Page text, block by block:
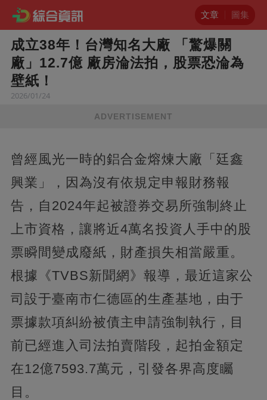
文章 圖集
成立38年！台灣知名大廠 「驚爆關
廠」12.7億 廠房淪法拍，股票恐淪為
壁紙！
2026/01/24
ADVERTISEMENT
曾經風光一時的鋁合金熔煉大廠「廷鑫
興業」，因為沒有依規定申報財務報
告，自2024年起被證券交易所強制終止
上市資格，讓將近4萬名投資人手中的股
票瞬間變成廢紙，財產損失相當嚴重。
根據《TVBS新聞網》報導，最近這家公
司設于臺南市仁德區的生產基地，由于
票據款項糾紛被債主申請強制執行，目
前已經進入司法拍賣階段，起拍金額定
在12億7593.7萬元，引發各界高度矚
目。